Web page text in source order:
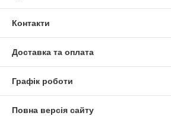
Контакти
Доставка та оплата
Графік роботи
Повна версія сайту